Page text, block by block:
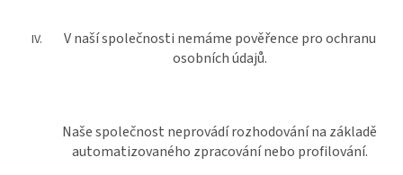
V naší společnosti nemáme pověřence pro ochranu
osobních údajů.
Naše společnost neprovádí rozhodování na základě
automatizovaného zpracování nebo profilování.